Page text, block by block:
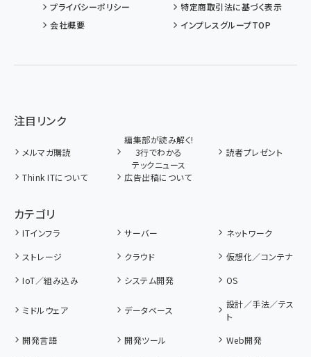
プライバシーポリシー
特定商取引法に基づく表示
会社概要
インプレスグループTOP
注目リンク
メルマガ購読
編集部が読み解く!
3行でわかる
テックニュース
読者プレゼント
Think ITについて 広告出稿について
カテゴリ
ITインフラ サーバー
ネットワーク
ストレージ
クラウド
仮想化／コンテナ
IoT／組み込み
システム開発 OS
ミドルウェア データベース
設計／手法／テス
ト
開発言語
開発ツール
Web開発